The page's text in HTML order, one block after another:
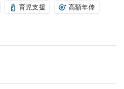
援
育児支援 高額年俸